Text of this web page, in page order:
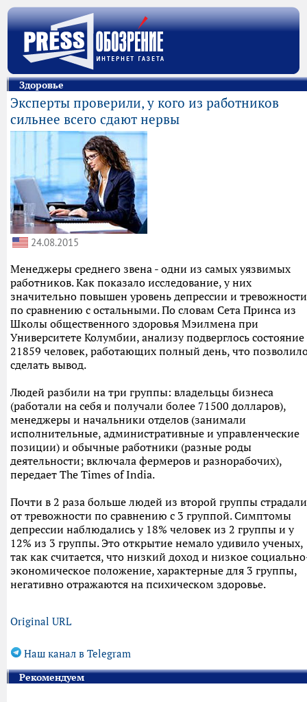
Здоровье
Эксперты проверили, у кого из работников
сильнее всего сдают нервы
24.08.2015
Менеджеры среднего звена - одни из самых уязвимых
работников. Как показало исследование, у них
значительно повышен уровень депрессии и тревожности
по сравнению с остальными. По словам Сета Принса из
Школы общественного здоровья Мэилмена при
Университете Колумбии, анализу подверглось состояние
21859 человек, работающих полный день, что
сделать вывод.
Людей разбили на три группы: владельцы бизнеса
(работали на себя и получали более 71500 долларов),
менеджеры и начальники отделов (занимали
исполнительные, административные и управленческие
позиции) и обычные работники (разные роды
деятельности; включала фермеров и разнорабочих),
передает The Times of India.
Почти в 2 раза больше людей из второй группы страдали
от тревожности по сравнению с 3 группой. Симптомы
депрессии наблюдались у 18% человек из 2 группы и у
12% из 3 группы. Это открытие немало удивило ученых,
так как считается, что низкий доход и низкое
экономическое положение, характерные для 3 группы,
негативно отражаются на психическом здоровье.
Original URL
Наш канал в Telegram
Рекомендуем